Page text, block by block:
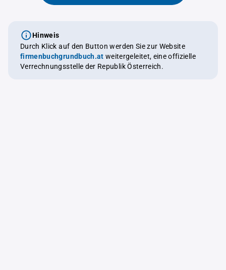
Hinweis
Durch Klick auf den Button werden Sie zur Website
firmenbuchgrundbuch.at weitergeleitet, eine offizielle
Verrechnungsstelle der Republik Österreich.